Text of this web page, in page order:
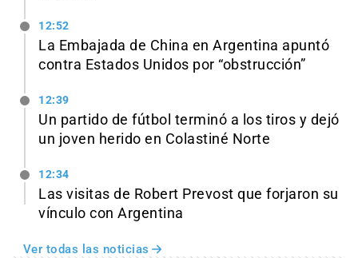
12:52
La Embajada de China en Argentina apuntó
contra Estados Unidos por “obstrucción”
12:39
Un partido de fútbol terminó a los tiros y dejó
un joven herido en Colastiné Norte
12:34
Las visitas de Robert Prevost que forjaron su
vínculo con Argentina
Ver todas las noticias